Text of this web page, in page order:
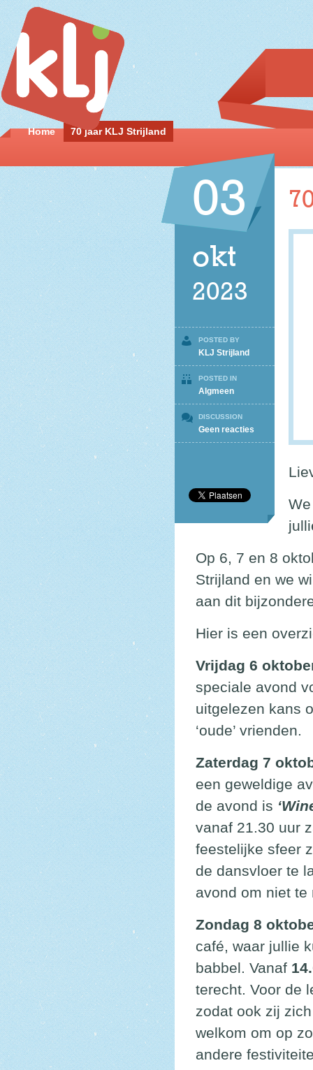
Home 70 jaar KLJ Strijland
03
okt
2023
POSTED BY
KLJ Strijland
POSTED IN
Algmeen
DISCUSSION
Geen reacties
70
Op 6, 7 en 8
Strijland en we
aan dit
Hier is een
Vrijdag 6
speciale avond
uitgelezen kans
‘oude’ vrienden.
Zaterdag 7
een geweldige
de avond is
vanaf 21.30 uur
feestelijke sfeer
de dansvloer te
avond om niet te
Zondag 8
café, waar jullie
babbel. Vanaf
terecht. Voor de
zodat ook zij
welkom om op
andere